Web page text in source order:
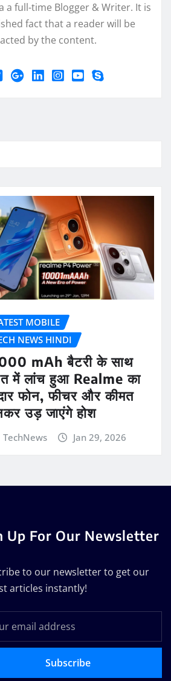
a full-time Blogger & Writer. It is
fact that a reader will be
by the content.
MOBILE
NEWS HINDI
mAh बैटरी के साथ
में लांच हुआ Realme का
फोन, फीचर और कीमत
उड़ जाएंगे होश
TechNews Jan 29, 2026
Up For Our Newsletter
to our newsletter to get our
articles instantly!
Subscribe